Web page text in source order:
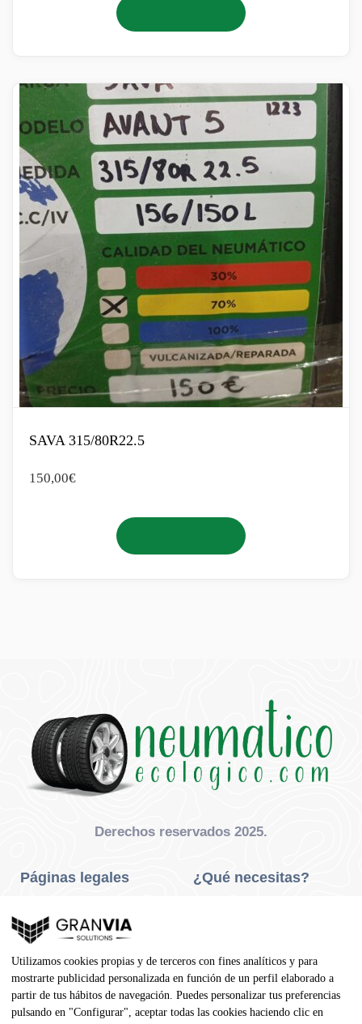
SAVA 315/80R22.5
150,00€
Derechos reservados 2025.
Páginas legales
Privacidad Y Cookies
Aviso Legal
Condiciones De Compra
Contacto
¿Qué necesitas?
Neumáticos Agrícola
Utilizamos cookies propias y de terceros con fines analíticos y para
mostrarte publicidad personalizada en función de un perfil elaborado a
partir de tus hábitos de navegación. Puedes personalizar tus preferencias
pulsando en "Configurar", aceptar todas las cookies haciendo clic en